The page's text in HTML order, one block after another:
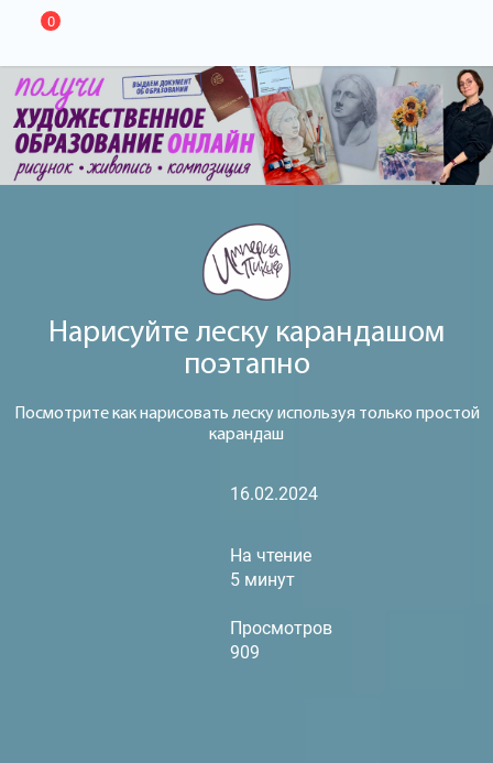
0
Нарисуйте леску карандашом
поэтапно
Посмотрите как нарисовать леску используя только простой
карандаш
16.02.2024
На чтение
5 минут
Просмотров
909